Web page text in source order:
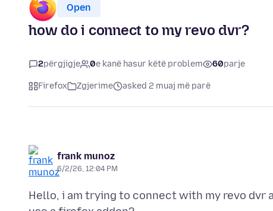
Open
how do i connect to my revo dvr?
2përgjigje 0e kanë hasur këtë problem 60parje
Firefox Zgjerime asked 2 muaj më parë
frank munoz
6/2/26, 12:04 PM
Hello, i am trying to connect with my revo dvr